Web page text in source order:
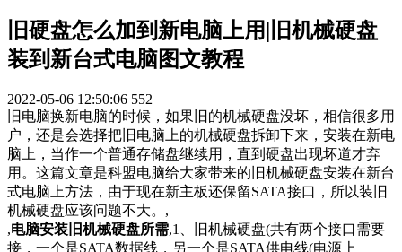
旧硬盘怎么加到新电脑上用|旧机械硬盘
装到新台式电脑图文教程
2022-05-06 12:50:06 552
旧电脑换新电脑的时候，如果旧的机械硬盘没坏，相信很多用
户，还是会选择把旧电脑上的机械硬盘拆卸下来，安装在新电
脑上，当作一个普通存储盘继续用，直到硬盘出现坏道才弃
用。这篇文章是科盟电脑给大家带来的旧机械硬盘安装在新台
式电脑上方法，由于现在新主板还保留SATA接口，所以装旧
机械硬盘应该问题不大。,
,电脑安装旧机械硬盘所需,1、旧机械硬盘(共有两个接口需要
接，一个是SATA数据线，另一个是SATA供电线(电源上